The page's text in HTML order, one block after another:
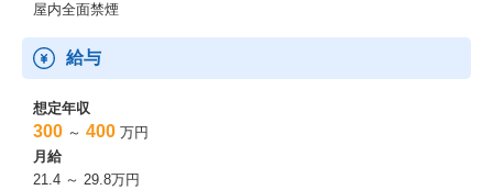
屋内全面禁煙
給与
想定年収
300 ～ 400 万円
月給
21.4 ～ 29.8万円